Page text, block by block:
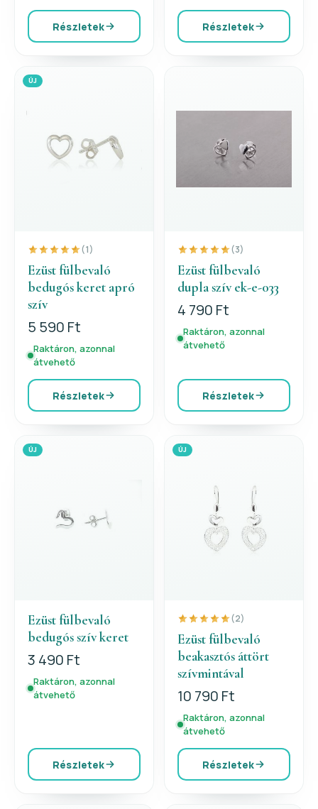
Részletek Részletek
ÚJ
(1)
Ezüst fülbevaló
bedugós keret apró
szív
5 590 Ft
Raktáron, azonnal
átvehető
Részletek
(3)
Ezüst fülbevaló
dupla szív ek-e-033
4 790 Ft
Raktáron, azonnal
átvehető
Részletek
ÚJ
Ezüst fülbevaló
bedugós szív keret
3 490 Ft
Raktáron, azonnal
átvehető
Részletek
ÚJ
(2)
Ezüst fülbevaló
beakasztós áttört
szívmintával
10 790 Ft
Raktáron, azonnal
átvehető
Részletek